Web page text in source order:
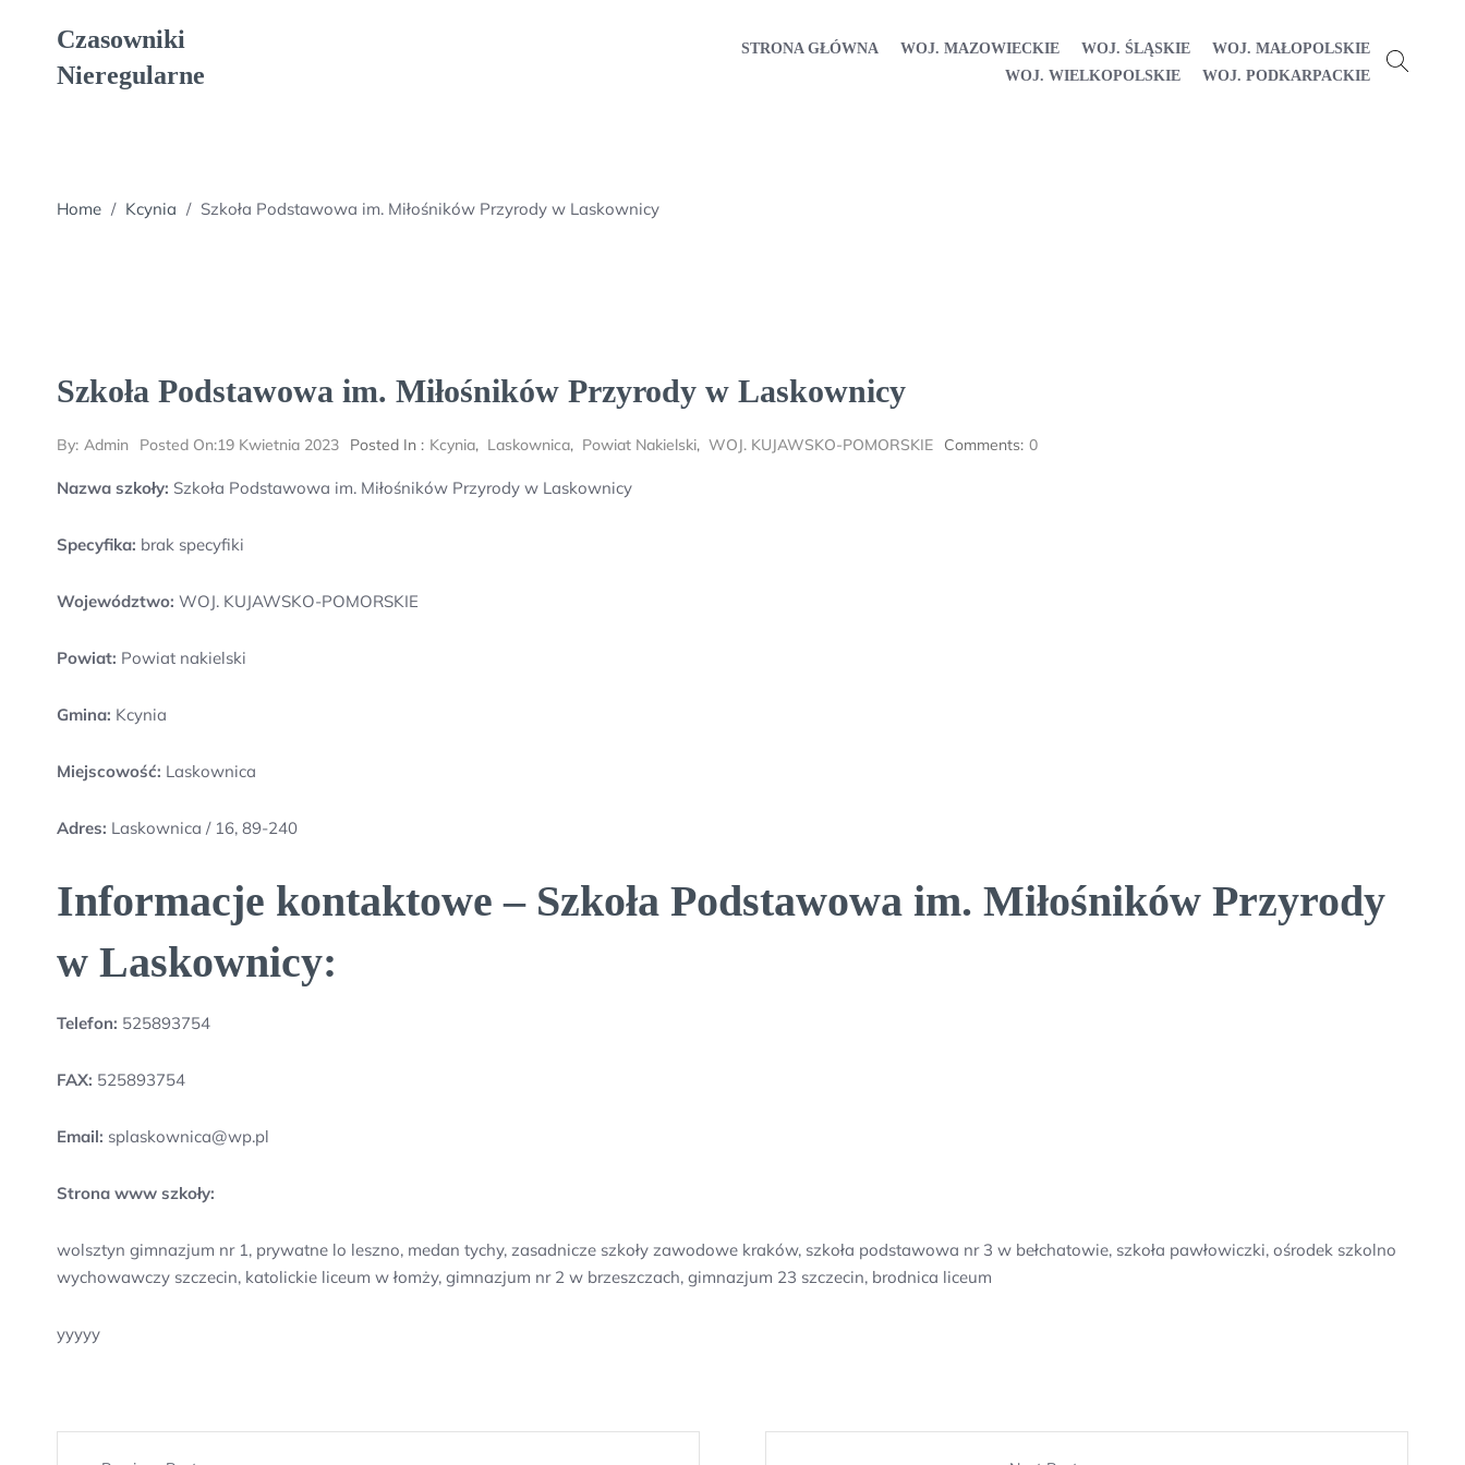
Czasowniki
Nieregularne
STRONA GŁÓWNA WOJ. MAZOWIECKIE WOJ. ŚLĄSKIE
WOJ. MAŁOPOLSKIE
WOJ. WIELKOPOLSKIE
WOJ. PODKARPACKIE
Home / Kcynia / Szkoła Podstawowa im. Miłośników Przyrody w Laskownicy
Szkoła Podstawowa im. Miłośników Przyrody w Laskownicy
By: Admin Posted On:19 Kwietnia 2023 Posted In : Kcynia, Laskownica, Powiat Nakielski, WOJ. KUJAWSKO-POMORSKIE Comments: 0
Nazwa szkoły: Szkoła Podstawowa im. Miłośników Przyrody w Laskownicy
Specyfika: brak specyfiki
Województwo: WOJ. KUJAWSKO-POMORSKIE
Powiat: Powiat nakielski
Gmina: Kcynia
Miejscowość: Laskownica
Adres: Laskownica / 16, 89-240
Informacje kontaktowe – Szkoła Podstawowa im. Miłośników Przyrody
w Laskownicy:
Telefon: 525893754
FAX: 525893754
Email: splaskownica@wp.pl
Strona www szkoły:
wolsztyn gimnazjum nr 1, prywatne lo leszno, medan tychy, zasadnicze szkoły zawodowe kraków, szkoła podstawowa nr 3 w bełchatowie, szkoła pawłowiczki, ośrodek szkolno
wychowawczy szczecin, katolickie liceum w łomży, gimnazjum nr 2 w brzeszczach, gimnazjum 23 szczecin, brodnica liceum
yyyyy